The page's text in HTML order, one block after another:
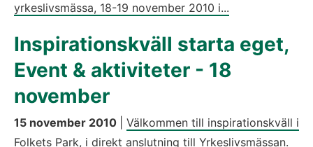
yrkeslivsmässa, 18-19 november 2010 i...
Inspirationskväll starta eget,
Event & aktiviteter - 18
november
15 november 2010
Välkommen till inspirationskväll i
Folkets Park, i direkt anslutning till Yrkeslivsmässan.